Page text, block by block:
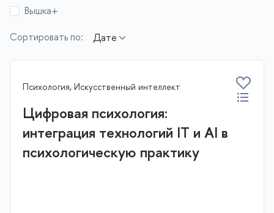
Программирование и разработка
Вышка+
Сортировать по:
Психология, Искусственный интеллект
Цифровая психология:
интеграция технологий IT и AI в
психологическую практику